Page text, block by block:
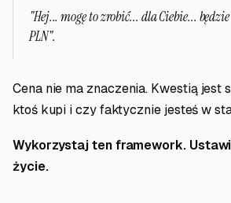
"Hej... mogę to zrobić... dla Ciebie...
PLN".
Cena nie ma znaczenia. Kwestią jest
ktoś kupi i czy faktycznie jesteś w
Wykorzystaj ten framework. Ustawi
życie.